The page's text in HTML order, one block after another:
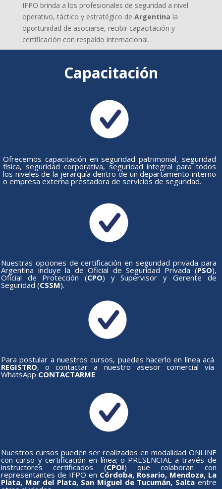
IFPO brinda a los profesionales de seguridad a nivel
operativo, táctico y estratégico de Argentina la
oportunidad de asociarse, recibir capacitación y
certificación con respaldo internacional.
Capacitación
Ofrecemos capacitación en seguridad patrimonial, seguridad
física, seguridad corporativa, seguridad integral para todos
los niveles de la jerarquía dentro de un departamento interno
o empresa externa prestadora de servicios de seguridad.
Nuestras opciones de certificación en seguridad privada para
Argentina incluye la de Oficial de Seguridad Privada (PSO),
Oficial de Protección (CPO) y Supervisor y Gerente de
Seguridad (CSSM).
Para postular a nuestros cursos, puedes hacerlo en línea acá
REGISTRO, o contactar a nuestro asesor comercial vía
WhatsApp CONTACTARME
Nuestros cursos pueden ser realizados en modalidad ONLINE
con curso y certificación en línea; o PRESENCIAL a través de
instructores certificados (CPOI) que colaboran con
representantes de IFPO en Córdoba, Rosario, Mendoza, La
Plata, Mar del Plata, San Miguel de Tucumán, Saltaentre